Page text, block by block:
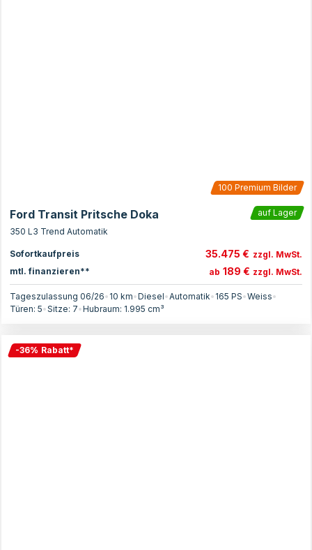
100 Premium Bilder
Ford Transit Pritsche Doka
auf Lager
350 L3 Trend Automatik
Sofortkaufpreis 35.475 € zzgl. MwSt.
mtl. finanzieren**
ab 189 € zzgl. MwSt.
Tageszulassung 06/26• 10 km•Diesel•Automatik• 165 PS•Weiss•
Türen: 5•Sitze: 7•Hubraum: 1.995 cm³
-36% Rabatt*